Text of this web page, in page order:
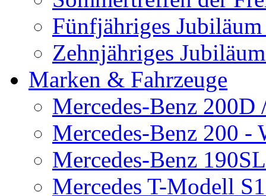
Fünfjähriges
Zehnjähriges
Marken & Fahrzeuge
Mercedes-Benz
Mercedes-Benz 200 -
Mercedes-Benz
Mercedes T-Modell